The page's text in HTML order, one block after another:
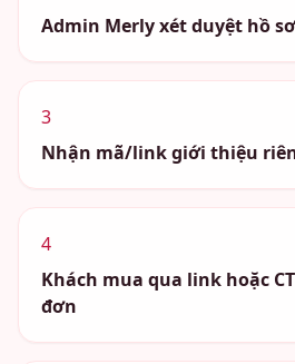
Admin Merly xét duyệt hồ sơ
3
Nhận mã/link giới thiệu
4
Khách mua qua link hoặc
đơn